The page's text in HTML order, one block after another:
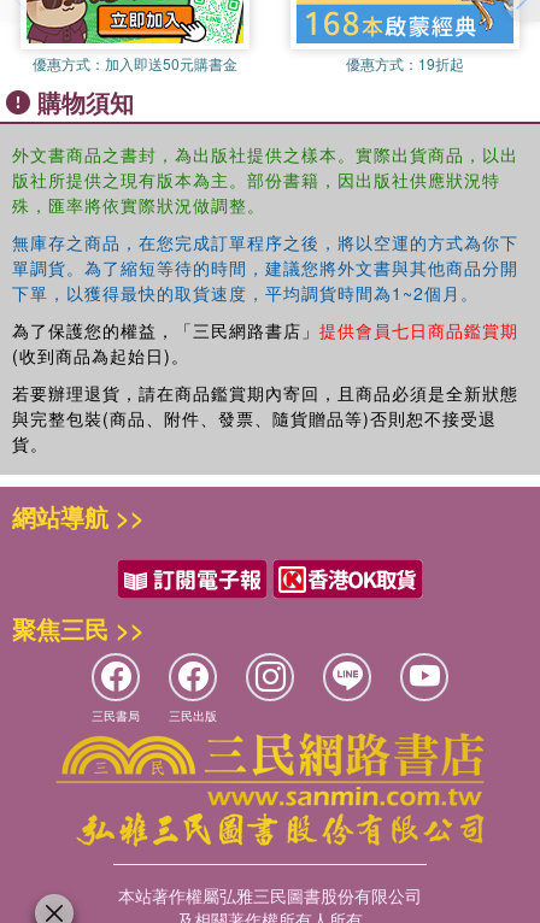
優惠方式： 加入即送50元購書金 優惠方式： 19折起
購物須知
外文書商品之書封，為出版社提供之樣本。實際出貨商品，以出
版社所提供之現有版本為主。部份書籍，因出版社供應狀況特
殊，匯率將依實際狀況做調整。
無庫存之商品，在您完成訂單程序之後，將以空運的方式為你下
單調貨。為了縮短等待的時間，建議您將外文書與其他商品分開
下單，以獲得最快的取貨速度，平均調貨時間為1~2個月。
為了保護您的權益，「三民網路書店」 提供會員七日商品鑑賞期
(收到商品為起始日)。
若要辦理退貨，請在商品鑑賞期內寄回，且商品必須是全新狀態
與完整包裝(商品、附件、發票、隨貨贈品等)否則恕不接受退
貨。
網站導航 >>
聚焦三民 >>
三民書局 三民出版
本站著作權屬弘雅三民圖書股份有限公司